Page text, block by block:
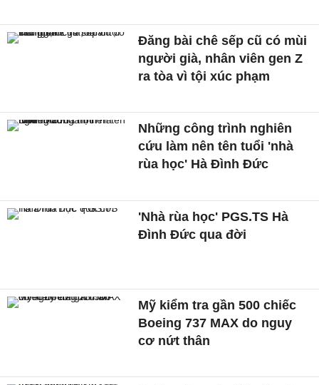
Đăng bài chê sếp cũ có mùi
người già, nhân viên gen Z
ra tòa vì tội xúc phạm
Những công trình nghiên
cứu làm nên tên tuổi 'nhà
rùa học' Hà Đình Đức
'Nhà rùa học' PGS.TS Hà
Đình Đức qua đời
Mỹ kiểm tra gần 500 chiếc
Boeing 737 MAX do nguy
cơ nứt thân